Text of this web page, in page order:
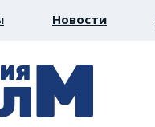
Новости